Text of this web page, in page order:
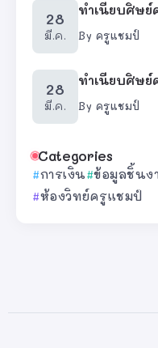
28
มี.ค.
ทำเนียบศิษย์
By ครูแชมป์
28
มี.ค.
ทำเนียบศิษย์
By ครูแชมป์
Categories
การเงิน ข้อมูลชิ้นง
ห้องวิทย์ครูแชมป์